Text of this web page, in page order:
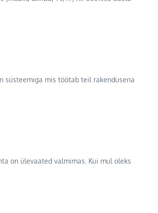
süsteemiga mis töötab teil rakendusena
on ülevaated valmimas. Kui mul oleks